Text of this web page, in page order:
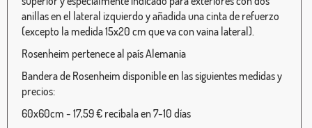
anillas en el lateral izquierdo y añadida una cinta de refuerzo
(excepto la medida 15x20 cm que va con vaina lateral).
Rosenheim pertenece al país Alemania
Bandera de Rosenheim disponible en las siguientes medidas y
precios:
60x60cm - 17,59 € recíbala en 7-10 días